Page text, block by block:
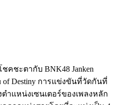
คชะตากับ BNK48 Janken
of Destiny การแข่งขันที่วัดกันที่
ำแหน่งเซนเตอร์ของเพลงหลัก